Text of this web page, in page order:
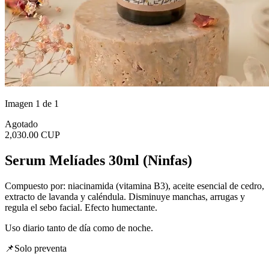
Imagen 1 de 1
Agotado
2,030.00 CUP
Serum Melíades 30ml (Ninfas)
Compuesto por: niacinamida (vitamina B3), aceite esencial de cedro,
extracto de lavanda y caléndula. Disminuye manchas, arrugas y
regula el sebo facial. Efecto humectante.
Uso diario tanto de día como de noche.
📌Solo preventa